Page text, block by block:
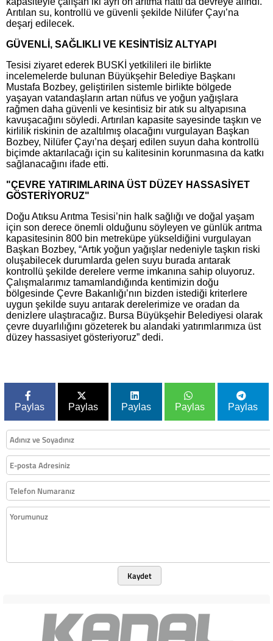
Arıtılan su, kontrollü ve güvenli şekilde Nilüfer Çayı’na
deşarj edilecek.
GÜVENLİ, SAĞLIKLI VE KESİNTİSİZ ALTYAPI
Tesisi ziyaret ederek BUSKİ yetkilileri ile birlikte
incelemelerde bulunan Büyükşehir Belediye Başkanı
Mustafa Bozbey, geliştirilen sistemle birlikte bölgede
yaşayan vatandaşların artan nüfus ve yoğun yağışlara
rağmen daha güvenli ve kesintisiz bir atık su altyapısına
kavuşacağını söyledi. Artırılan kapasite sayesinde taşkın ve
kirlilik riskinin de azaltılmış olacağını vurgulayan Başkan
Bozbey, Nilüfer Çayı’na deşarj edilen suyun daha kontrollü
biçimde aktarılacağı için su kalitesinin korunmasına da katkı
sağlanacağını ifade etti.
"ÇEVRE YATIRIMLARINA ÜST DÜZEY HASSASİYET
GÖSTERİYORUZ"
Doğu Atıksu Arıtma Tesisi’nin halk sağlığı ve doğal yaşam
için son derece önemli olduğunu söyleyen ve günlük arıtma
kapasitesinin 800 bin metreküpe yükseldiğini vurgulayan
Başkan Bozbey, “Artık yoğun yağışlar nedeniyle taşkın riski
oluşabilecek durumlarda gelen suyu burada arıtarak
kontrollü şekilde derelere verme imkanına sahip oluyoruz.
Çalışmalarımız tamamlandığında kentimizin doğu
bölgesinde Çevre Bakanlığı’nın bizden istediği kriterlere
uygun şekilde suyu arıtarak derelerimize ve oradan da
denizlere ulaştıracağız. Bursa Büyükşehir Belediyesi olarak
çevre duyarlılığını gözeterek bu alandaki yatırımlarımıza üst
düzey hassasiyet gösteriyoruz” dedi.
Paylas Paylas Paylas Paylas Paylas
Kaydet